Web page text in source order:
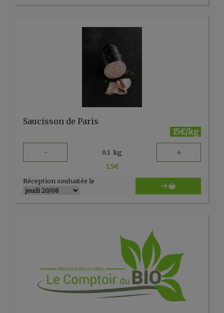
Saucisson de Paris
15€/kg
- 0.1 kg +
1.5€
Réception souhaitée le